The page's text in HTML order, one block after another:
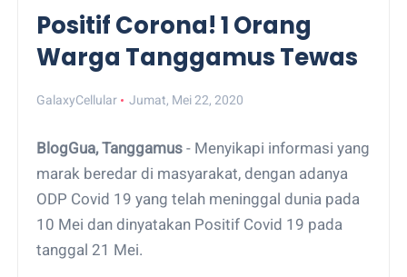
Positif Corona! 1 Orang
Warga Tanggamus Tewas
GalaxyCellular Jumat, Mei 22, 2020
BlogGua, Tanggamus - Menyikapi informasi yang
marak beredar di masyarakat, dengan adanya
ODP Covid 19 yang telah meninggal dunia pada
10 Mei dan dinyatakan Positif Covid 19 pada
tanggal 21 Mei.